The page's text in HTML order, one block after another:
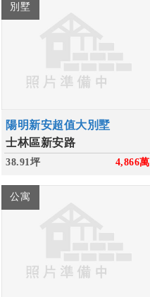
別墅
陽明新安超值大別墅
士林區新安路
38.91坪 4,866萬
公寓